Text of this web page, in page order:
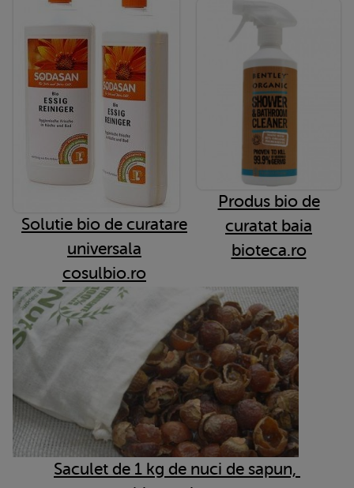
Solutie bio de curatare
universala
cosulbio.ro
Produs bio de
curatat baia
bioteca.ro
Saculet de 1 kg de nuci de sapun,